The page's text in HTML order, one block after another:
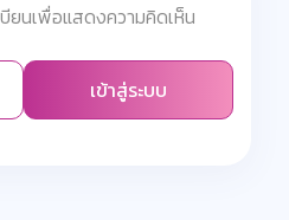
บียนเพื่อแสดงความคิดเห็น
เข้าสู่ระบบ